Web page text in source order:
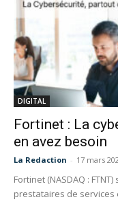
DIGITAL
Fortinet : La
en avez besoin
La Redaction - 17 mars
Fortinet (NASDAQ :
prestataires de